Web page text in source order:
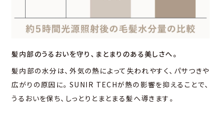
髪内部のうるおいを守り、 まとまりのある美しさへ。
髪内部の⽔分は、外気の熱によって失われやすく、パサつきや
広がりの原因に。SUNIR TECHが熱の影響を抑えることで、
うるおいを保ち、しっとりとまとまる髪へ導きます。